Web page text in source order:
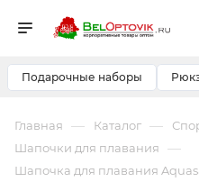
Подарочные наборы
Главная — Каталог —
Шапочки для плавания —
Шапочка для плавания